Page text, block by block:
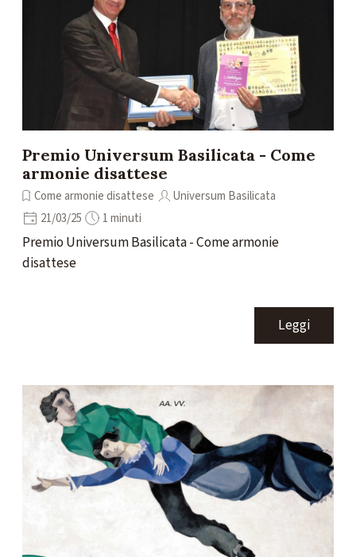
Premio Universum Basilicata - Come
armonie disattese
Come armonie disattese
Universum Basilicata
21/03/25
1 minuti
Premio Universum Basilicata - Come armonie
disattese
Leggi